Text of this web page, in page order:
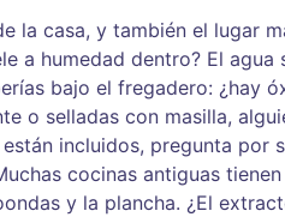
la casa, y también el lugar
a humedad dentro? El
bajo el fregadero: ¿hay
o selladas con masilla,
incluidos, pregunta
cocinas antiguas
y la plancha. ¿El